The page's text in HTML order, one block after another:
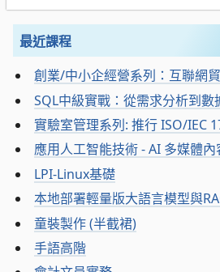
最近課程
創業/中小企經營系列：互聯網
SQL中級實戰：從需求分析到數
實驗室管理系列: 推行 ISO/IEC
應用人工智能技術 - AI 多媒體內
LPI-Linux基礎
本地部署輕量版大語言模型與
童裝製作 (半截裙)
手語高階